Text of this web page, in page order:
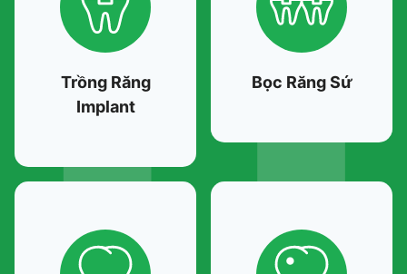
Trồng Răng
Implant
Bọc Răng Sứ